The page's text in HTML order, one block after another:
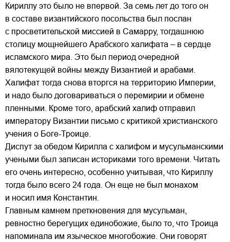
Кириллу это было не впервой. За семь лет до того он
в составе византийского посольства был послан
с просветительской миссией в Самарру, тогдашнюю
столицу мощнейшего Арабского халифата – в сердце
исламского мира. Это был период очередной
вялотекущей войны между Византией и арабами.
Халифат тогда снова вторгся на территорию Империи,
и надо было договариваться о перемирии и обмене
пленными. Кроме того, арабский халиф отправил
императору Византии письмо с критикой христианского
учения о Боге-Троице.
Диспут за обедом Кирилла с халифом и мусульманскими
учеными был записан историками того времени. Читать
его очень интересно, особенно учитывая, что Кириллу
тогда было всего 24 года. Он еще не был монахом
и носил имя Константин.
Главным камнем преткновения для мусульман,
ревностно берегущих единобожие, было то, что Троица
напоминала им языческое многобожие. Они говорят